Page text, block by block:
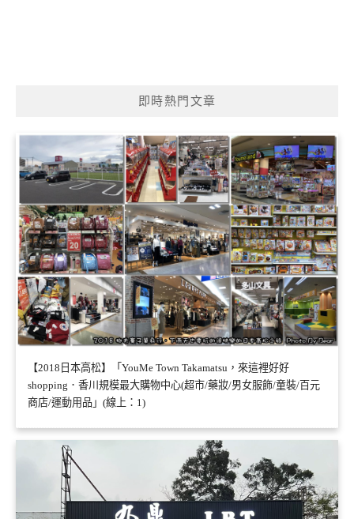
即時熱門文章
【2018日本高松】「YouMe Town Takamatsu，來這裡好好
shopping．香川規模最大購物中心(超市/藥妝/男女服飾/童裝/百元
商店/運動用品」(線上：1)